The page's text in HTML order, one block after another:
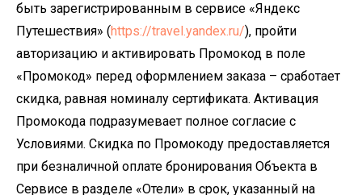
быть зарегистрированным в сервисе «Яндекс
Путешествия» (https://travel.yandex.ru/), пройти
авторизацию и активировать Промокод в поле
«Промокод» перед оформлением заказа – сработает
скидка, равная номиналу сертификата. Активация
Промокода подразумевает полное согласие с
Условиями. Скидка по Промокоду предоставляется
при безналичной оплате бронирования Объекта в
Сервисе в разделе «Отели» в срок, указанный на